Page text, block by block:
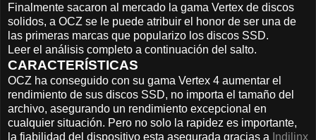
Finalmente sacaron al mercado la gama Vertex de discos
solidos, a OCZ se le puede atribuir el honor de ser una de
las primeras marcas que popularizo los discos SSD.
Leer el análisis completo a continuación del salto.
CARACTERÍSTICAS
OCZ ha conseguido con su gama Vertex 4 aumentar el
rendimiento de sus discos SSD, no importa el tamaño del
archivo, asegurando un rendimiento excepcional en
cualquier situación. Pero no solo la rapidez es importante,
la fiabilidad del dispositivo esta asegurada gracias a Indilinx